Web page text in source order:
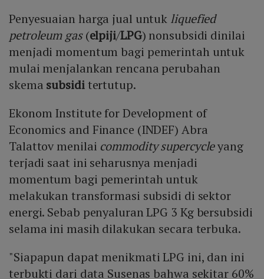
Penyesuaian harga jual untuk liquefied
petroleum gas(elpiji/LPG) nonsubsidi dinilai
menjadi momentum bagi pemerintah untuk
mulai menjalankan rencana perubahan
skema subsiditertutup.
Ekonom Institute for Development of
Economics and Finance (INDEF) Abra
Talattov menilai commodity supercycleyang
terjadi saat ini seharusnya menjadi
momentum bagi pemerintah untuk
melakukan transformasi subsidi di sektor
energi. Sebab penyaluran LPG 3 Kg bersubsidi
selama ini masih dilakukan secara terbuka.
"Siapapun dapat menikmati LPG ini, dan ini
terbukti dari data Susenas bahwa sekitar 60%